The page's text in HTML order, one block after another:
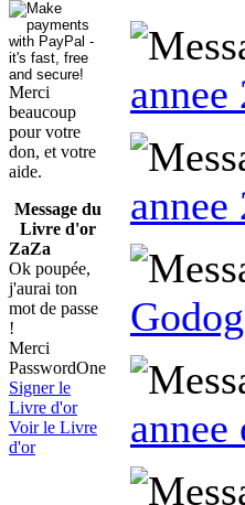
Merci
beaucoup
pour votre
don, et votre
aide.
Message du
Livre d'or
ZaZa
Ok poupée,
j'aurai ton
mot de passe
!
Merci
PasswordOne
Signer le
Livre d'or
Voir le Livre
d'or